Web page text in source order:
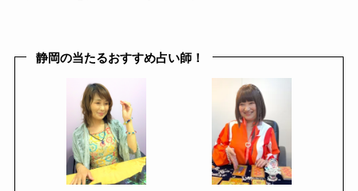
静岡の当たるおすすめ占い師！